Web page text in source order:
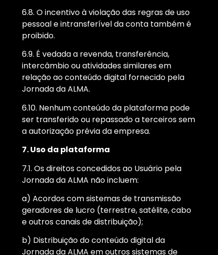
6.8. O incentivo à violação das regras de uso
pessoal e intransferível da conta também é
proibido.
6.9. É vedada a revenda, transferência,
intercâmbio ou atividades similares em
relação ao conteúdo digital fornecido pela
Jornada da ALMA.
6.10. Nenhum conteúdo da plataforma pode
ser transferido ou repassado a terceiros sem
a autorização prévia da empresa.
7. Uso da plataforma
7.1. Os direitos concedidos ao Usuário pela
Jornada da ALMA não incluem:
a) Acordos com sistemas de transmissão
geradores de lucro (terrestre, satélite, cabo
e outros canais de distribuição);
b) Distribuição do conteúdo digital da
Jornada da ALMA em outros sistemas de